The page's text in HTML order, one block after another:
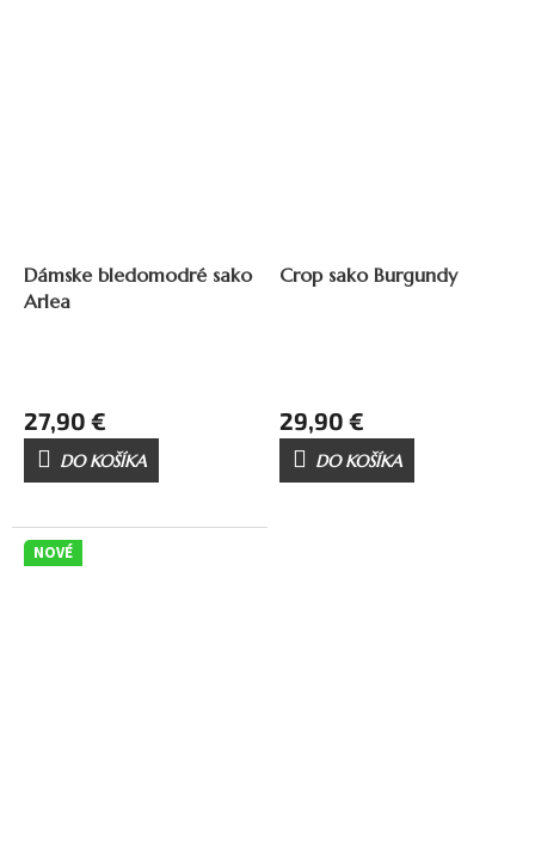
Dámske bledomodré sako
Arlea
27,90 €
DO KOŠÍKA
Crop sako Burgundy
29,90 €
DO KOŠÍKA
NOVÉ